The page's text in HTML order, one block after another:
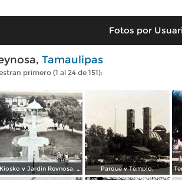
Fotos por
Tamaulipas
primero (1 al 24 de 151):
Kiosko y Jardin Reynosa, Tamaulipas ( Circulada el 2 de Febrero de 1949 ). Parque y Templo.